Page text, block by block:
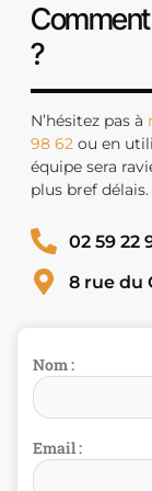
?
N’hésitez pas à
98 62 ou en
équipe sera
plus bref délais.
02 59 22
8 rue du
Nom :
Email :